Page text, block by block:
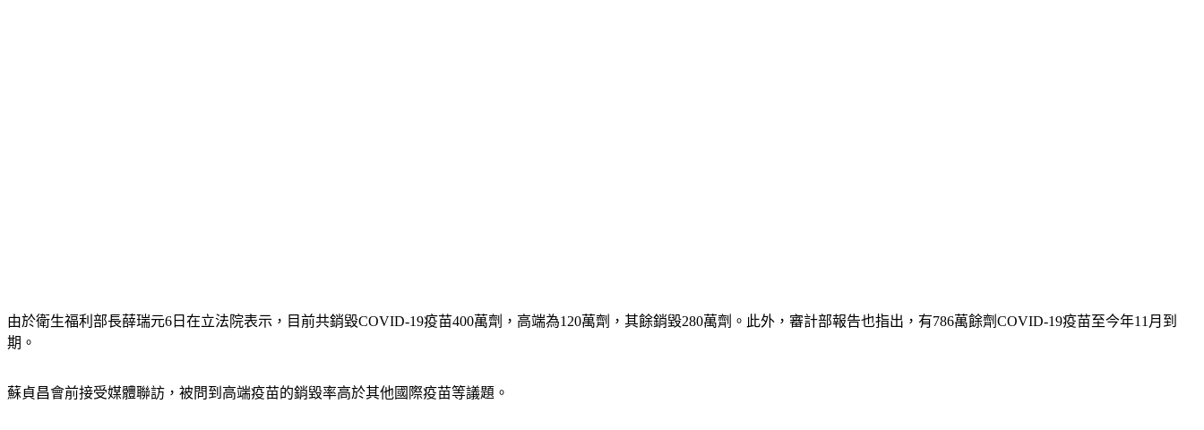
由於衛生福利部長薛瑞元6日在立法院表示，目前共銷毀COVID-19疫苗400萬劑，高端為120萬劑，其餘銷毀280萬劑。此外，審計部報告也指出，有786萬餘劑COVID-19疫苗至今年11月到
期。
蘇貞昌會前接受媒體聯訪，被問到高端疫苗的銷毀率高於其他國際疫苗等議題。